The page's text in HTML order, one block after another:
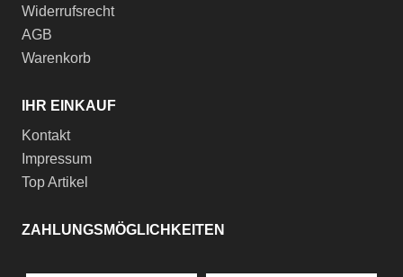
Widerrufsrecht
AGB
Warenkorb
IHR EINKAUF
Kontakt
Impressum
Top Artikel
ZAHLUNGSMÖGLICHKEITEN